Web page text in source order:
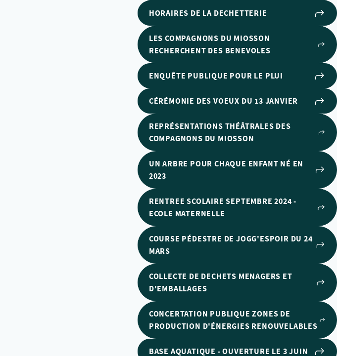
HORAIRES DE LA DECHETTERIE
LES COMPAGNONS DU MIOSSON
RECHERCHENT DES BENEVOLES
ENQUÊTE PUBLIQUE POUR LE PLUI
CÉRÉMONIE DES VOEUX DU 13 JANVIER
REPRÉSENTATIONS THÉÂTRALES DES
COMPAGNONS DU MIOSSON
UN ARBRE POUR CHAQUE ENFANT NÉ EN
2023
RENTREE SCOLAIRE SEPTEMBRE 2024 -
ECOLE MATERNELLE
COURSE PÉDESTRE DE JOGG'ESPOIR DU 24
MARS
COLLECTE DE DECHETS MENAGERS ET
D'EMBALLAGES
CONCERTATION PUBLIQUE ZONES DE
PRODUCTION D'ÉNERGIES RENOUVELABLES
BASE AQUATIQUE - OUVERTURE LE 3 JUIN